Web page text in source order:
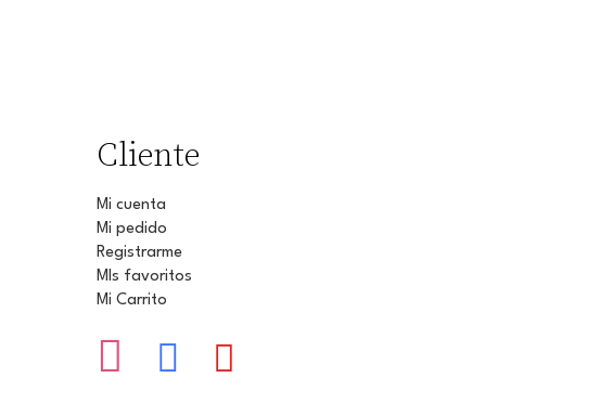
Cliente
Mi cuenta
Mi pedido
Registrarme
MIs favoritos
Mi Carrito